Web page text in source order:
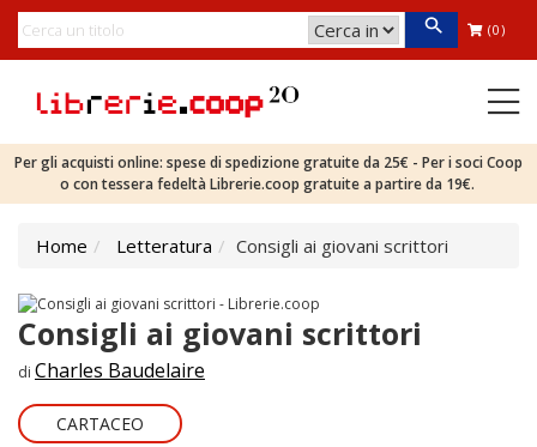
(0)
Per gli acquisti online: spese di spedizione gratuite da 25€ - Per i soci Coop
o con tessera fedeltà Librerie.coop gratuite a partire da 19€.
Home Letteratura Consigli ai giovani scrittori
Consigli ai giovani scrittori
di Charles Baudelaire
CARTACEO